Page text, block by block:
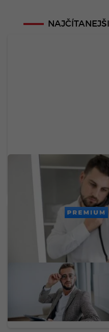
Jedna z najväčších
problémy. Výpadok
PREMIUM
Odložil som si 70 % mzdy
a investoval 1 900 eur.
Experiment ukázal, čo
návody na bohatstvo
nespomínajú